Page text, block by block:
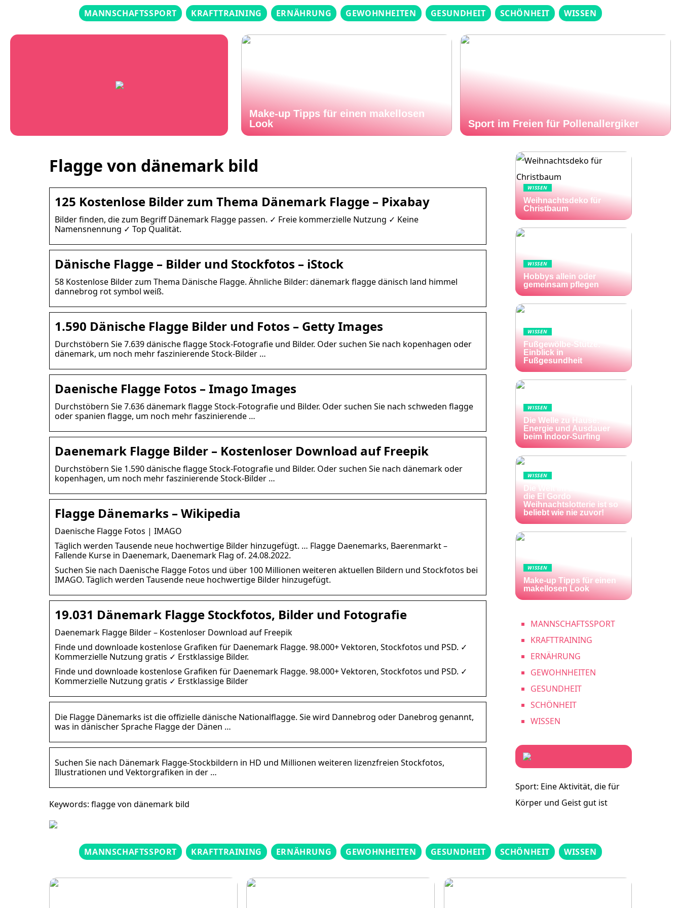
MANNSCHAFTSSPORT KRAFTTRAINING ERNÄHRUNG GEWOHNHEITEN GESUNDHEIT SCHÖNHEIT WISSEN
Make-up Tipps für einen makellosen
Look
Sport im Freien für Pollenallergiker
Flagge von dänemark bild
125 Kostenlose Bilder zum Thema Dänemark Flagge – Pixabay
Bilder finden, die zum Begriff Dänemark Flagge passen. ✓ Freie kommerzielle Nutzung ✓ Keine
Namensnennung ✓ Top Qualität.
Dänische Flagge – Bilder und Stockfotos – iStock
58 Kostenlose Bilder zum Thema Dänische Flagge. Ähnliche Bilder: dänemark flagge dänisch land himmel
dannebrog rot symbol weiß.
1.590 Dänische Flagge Bilder und Fotos – Getty Images
Durchstöbern Sie 7.639 dänische flagge Stock-Fotografie und Bilder. Oder suchen Sie nach kopenhagen oder
dänemark, um noch mehr faszinierende Stock-Bilder …
Daenische Flagge Fotos – Imago Images
Durchstöbern Sie 7.636 dänemark flagge Stock-Fotografie und Bilder. Oder suchen Sie nach schweden flagge
oder spanien flagge, um noch mehr faszinierende …
Daenemark Flagge Bilder – Kostenloser Download auf Freepik
Durchstöbern Sie 1.590 dänische flagge Stock-Fotografie und Bilder. Oder suchen Sie nach dänemark oder
kopenhagen, um noch mehr faszinierende Stock-Bilder …
Flagge Dänemarks – Wikipedia
Daenische Flagge Fotos | IMAGO
Täglich werden Tausende neue hochwertige Bilder hinzugefügt. … Flagge Daenemarks, Baerenmarkt –
Fallende Kurse in Daenemark, Daenemark Flag of. 24.08.2022.
Suchen Sie nach Daenische Flagge Fotos und über 100 Millionen weiteren aktuellen Bildern und Stockfotos bei
IMAGO. Täglich werden Tausende neue hochwertige Bilder hinzugefügt.
19.031 Dänemark Flagge Stockfotos, Bilder und Fotografie
Daenemark Flagge Bilder – Kostenloser Download auf Freepik
Finde und downloade kostenlose Grafiken für Daenemark Flagge. 98.000+ Vektoren, Stockfotos und PSD. ✓
Kommerzielle Nutzung gratis ✓ Erstklassige Bilder.
Finde und downloade kostenlose Grafiken für Daenemark Flagge. 98.000+ Vektoren, Stockfotos und PSD. ✓
Kommerzielle Nutzung gratis ✓ Erstklassige Bilder
Die Flagge Dänemarks ist die offizielle dänische Nationalflagge. Sie wird Dannebrog oder Danebrog genannt,
was in dänischer Sprache Flagge der Dänen …
Suchen Sie nach Dänemark Flagge-Stockbildern in HD und Millionen weiteren lizenzfreien Stockfotos,
Illustrationen und Vektorgrafiken in der …
Keywords: flagge von dänemark bild
WISSEN
Weihnachtsdeko für
Christbaum
WISSEN
Hobbys allein oder
gemeinsam pflegen
WISSEN
Fußgewölbe-Stütze:
Einblick in
Fußgesundheit
WISSEN
Die Welle zu Hause:
Energie und Ausdauer
beim Indoor-Surfing
WISSEN
Die Welt im Lotto-Fieber –
die El Gordo
Weihnachtslotterie ist so
beliebt wie nie zuvor!
WISSEN
Make-up Tipps für einen
makellosen Look
MANNSCHAFTSSPORT
KRAFTTRAINING
ERNÄHRUNG
GEWOHNHEITEN
GESUNDHEIT
SCHÖNHEIT
WISSEN
Sport: Eine Aktivität, die für
Körper und Geist gut ist
MANNSCHAFTSSPORT KRAFTTRAINING ERNÄHRUNG GEWOHNHEITEN GESUNDHEIT SCHÖNHEIT WISSEN